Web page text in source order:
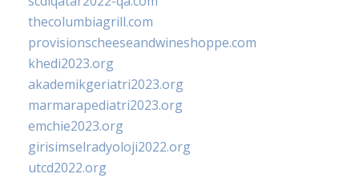
thecolumbiagrill.com
provisionscheeseandwineshoppe.com
khedi2023.org
akademikgeriatri2023.org
marmarapediatri2023.org
emchie2023.org
girisimselradyoloji2022.org
utcd2022.org